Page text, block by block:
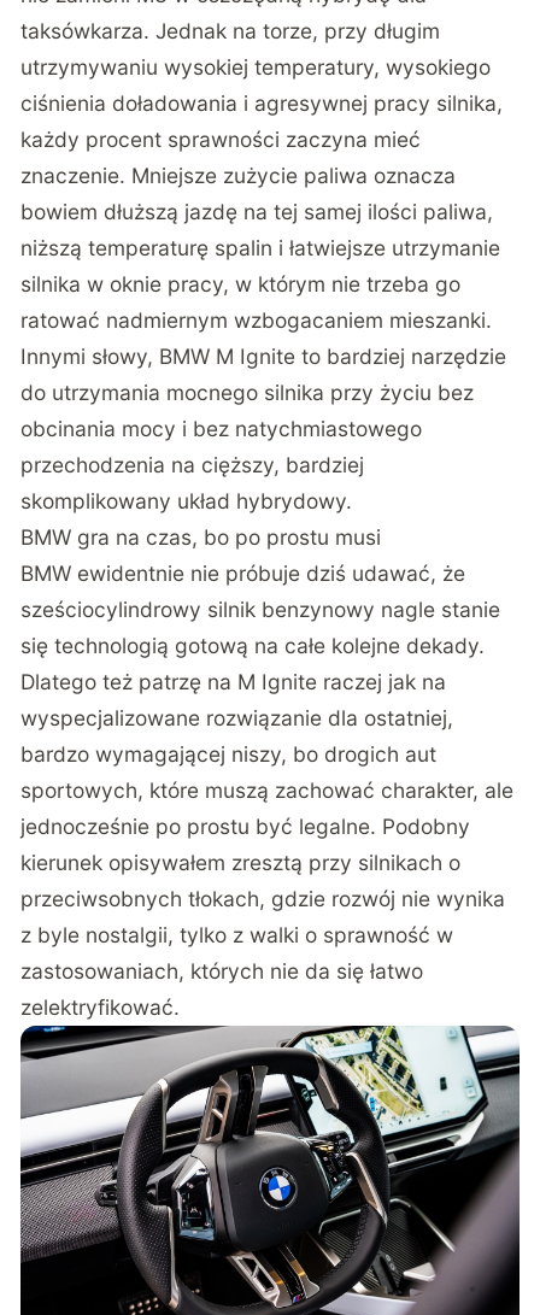
taksówkarza. Jednak na torze, przy długim
utrzymywaniu wysokiej temperatury, wysokiego
ciśnienia doładowania i agresywnej pracy silnika,
każdy procent sprawności zaczyna mieć
znaczenie. Mniejsze zużycie paliwa oznacza
bowiem dłuższą jazdę na tej samej ilości paliwa,
niższą temperaturę spalin i łatwiejsze utrzymanie
silnika w oknie pracy, w którym nie trzeba go
ratować nadmiernym wzbogacaniem mieszanki.
Innymi słowy, BMW M Ignite to bardziej narzędzie
do utrzymania mocnego silnika przy życiu bez
obcinania mocy i bez natychmiastowego
przechodzenia na cięższy, bardziej
skomplikowany układ hybrydowy.
BMW gra na czas, bo po prostu musi
BMW ewidentnie nie próbuje dziś udawać, że
sześciocylindrowy silnik benzynowy nagle stanie
się technologią gotową na całe kolejne dekady.
Dlatego też patrzę na M Ignite raczej jak na
wyspecjalizowane rozwiązanie dla ostatniej,
bardzo wymagającej niszy, bo drogich aut
sportowych, które muszą zachować charakter, ale
jednocześnie po prostu być legalne. Podobny
kierunek opisywałem zresztą przy silnikach o
przeciwsobnych tłokach, gdzie rozwój nie wynika
z byle nostalgii, tylko z walki o sprawność w
zastosowaniach, których nie da się łatwo
zelektryfikować.